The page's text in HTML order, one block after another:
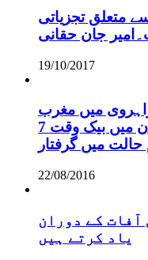
متعلق تجزیاتی
جان حقانی
19/10/2017
میں مغرب
کو بھی شرما کر رکھ دیا: لندن میں بیک وقت 7
میں گرفتار
22/08/2016
آفات کے دوران
یاد کرتے ہیں